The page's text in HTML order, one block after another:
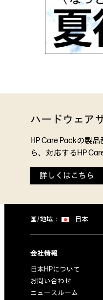
ハードウェア
HP Care Packの製
ら、対応するHP
詳しくはこちら
国/地域： 日本
会社情報
日本HPについて
お問い合わせ
ニュースルーム